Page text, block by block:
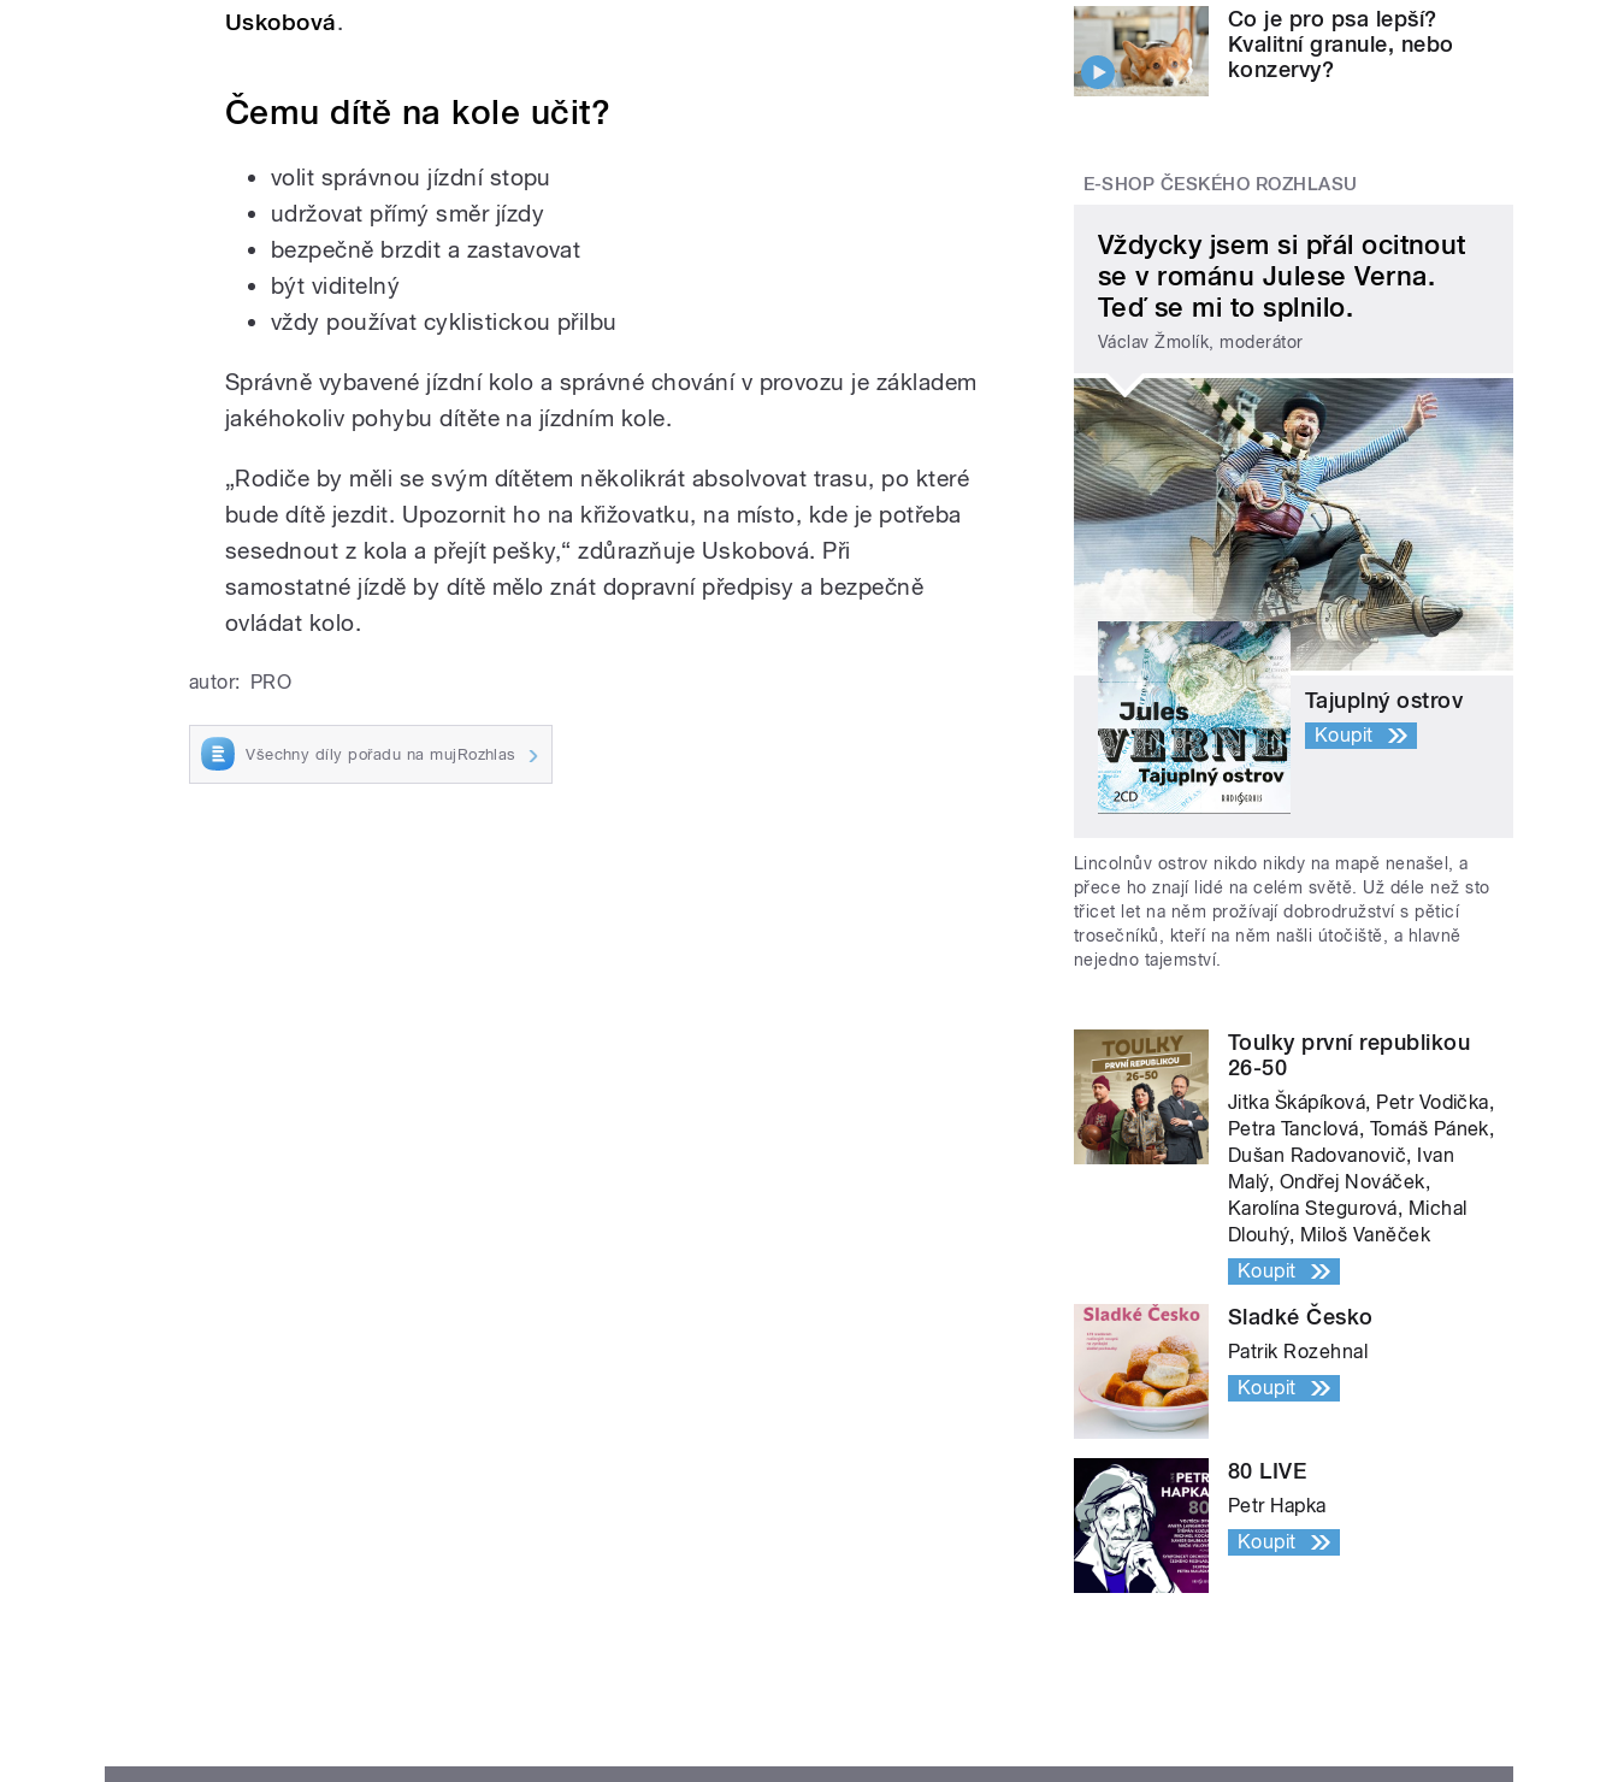
Uskobová.
Čemu dítě na kole učit?
volit správnou jízdní stopu
udržovat přímý směr jízdy
bezpečně brzdit a zastavovat
být viditelný
vždy používat cyklistickou přilbu
Správně vybavené jízdní kolo a správné chování v provozu je základem
jakéhokoliv pohybu dítěte na jízdním kole.
„Rodiče by měli se svým dítětem několikrát absolvovat trasu, po které
bude dítě jezdit. Upozornit ho na křižovatku, na místo, kde je potřeba
sesednout z kola a přejít pešky,“ zdůrazňuje Uskobová. Při
samostatné jízdě by dítě mělo znát dopravní předpisy a bezpečně
ovládat kolo.
autor: PRO
Všechny díly pořadu na mujRozhlas
Co je pro psa lepší?
Kvalitní granule, nebo
konzervy?
E-SHOP ČESKÉHO ROZHLASU
Vždycky jsem si přál ocitnout
se v románu Julese Verna.
Teď se mi to splnilo.
Václav Žmolík, moderátor
Tajuplný ostrov
Koupit
Lincolnův ostrov nikdo nikdy na mapě nenašel, a
přece ho znají lidé na celém světě. Už déle než sto
třicet let na něm prožívají dobrodružství s pěticí
trosečníků, kteří na něm našli útočiště, a hlavně
nejedno tajemství.
Toulky první republikou
26-50
Jitka Škápíková, Petr Vodička,
Petra Tanclová, Tomáš Pánek,
Dušan Radovanovič, Ivan
Malý, Ondřej Nováček,
Karolína Stegurová, Michal
Dlouhý, Miloš Vaněček
Koupit
Sladké Česko
Patrik Rozehnal
Koupit
80 LIVE
Petr Hapka
Koupit